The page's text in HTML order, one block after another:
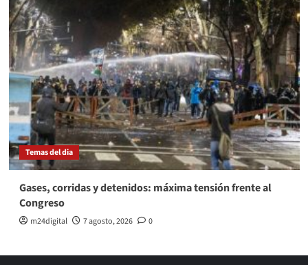
Temas del dia
Gases, corridas y detenidos: máxima tensión frente al
Congreso
m24digital 7 agosto, 2026 0